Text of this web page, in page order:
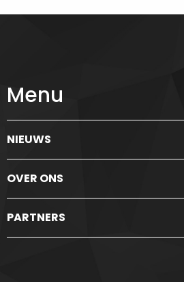
Menu
NIEUWS
OVER ONS
PARTNERS